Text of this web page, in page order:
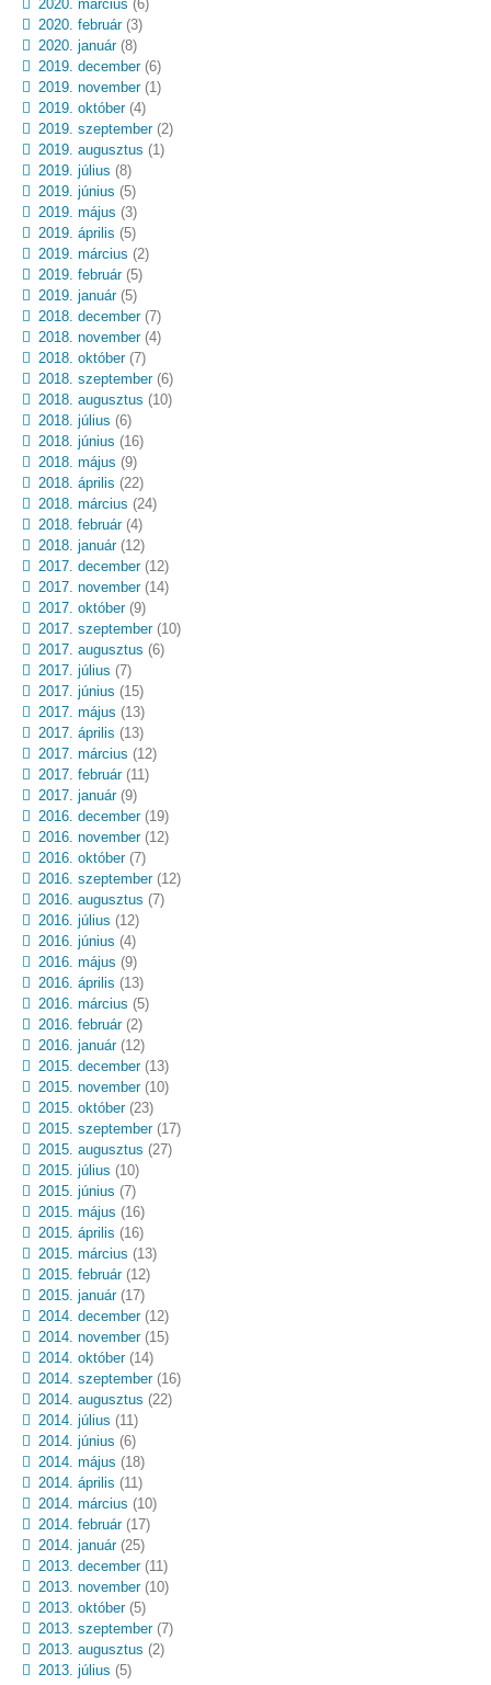
2020. március (6)
2020. február(3)
2020. január(8)
2019. december(6)
2019. november(1)
2019. október(4)
2019. szeptember(2)
2019. augusztus (1)
2019. július (8)
2019. június (5)
2019. május (3)
2019. április (5)
2019. március (2)
2019. február(5)
2019. január(5)
2018. december(7)
2018. november(4)
2018. október(7)
2018. szeptember(6)
2018. augusztus (10)
2018. július (6)
2018. június (16)
2018. május (9)
2018. április (22)
2018. március (24)
2018. február(4)
2018. január(12)
2017. december(12)
2017. november(14)
2017. október(9)
2017. szeptember(10)
2017. augusztus (6)
2017. július (7)
2017. június (15)
2017. május (13)
2017. április (13)
2017. március (12)
2017. február(11)
2017. január(9)
2016. december(19)
2016. november(12)
2016. október(7)
2016. szeptember(12)
2016. augusztus (7)
2016. július (12)
2016. június (4)
2016. május (9)
2016. április (13)
2016. március (5)
2016. február(2)
2016. január(12)
2015. december(13)
2015. november(10)
2015. október(23)
2015. szeptember(17)
2015. augusztus (27)
2015. július (10)
2015. június (7)
2015. május (16)
2015. április (16)
2015. március (13)
2015. február(12)
2015. január(17)
2014. december(12)
2014. november(15)
2014. október(14)
2014. szeptember(16)
2014. augusztus (22)
2014. július (11)
2014. június (6)
2014. május (18)
2014. április (11)
2014. március (10)
2014. február(17)
2014. január(25)
2013. december(11)
2013. november(10)
2013. október(5)
2013. szeptember(7)
2013. augusztus (2)
2013. július (5)